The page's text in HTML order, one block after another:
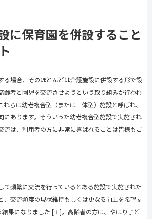
に保育園を併設すること
る場合、そのほとんどは介護施設に併設する形で設
齢者と園児を交流させようという取り組みが行われ
れらは幼老複合型（または一体型）施設と呼ばれ、
にあります。そういった幼老複合型施設で実施され
流は、利用者の方に非常に喜ばれることは皆様もご
て頻繁に交流を行っているとある施設で実施された
、交流頻度の現状維持もしくは更なる向上を希望す
結果になりました [ⅰ]。高齢者の方は、やはり子ど